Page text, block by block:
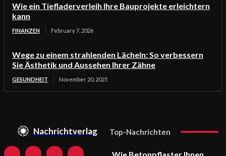
Wie ein Tiefladerverleih Ihre Bauprojekte erleichtern
kann
FINANZEN February 7, 2026
Wege zu einem strahlenden Lächeln: So verbessern
Sie Ästhetik und Aussehen Ihrer Zähne
GESUNDHEIT November 20, 2025
Nachrichtverlag Top-Nachrichten
Wie Betonpflaster Ihnen